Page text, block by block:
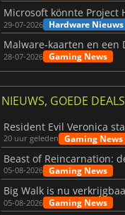
29-07-2026 Hardware Nieuws
28-07-2026 Gaming News
NIEUWS, GOEDE DEALS
20 uur geleden Gaming News
05-08-2026 Gaming News
05-08-2026 Gaming News